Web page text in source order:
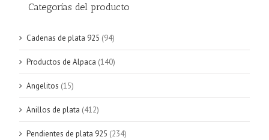
Categorías del producto
Cadenas de plata 925 (94)
Productos de Alpaca (140)
Angelitos (15)
Anillos de plata (412)
Pendientes de plata 925 (234)